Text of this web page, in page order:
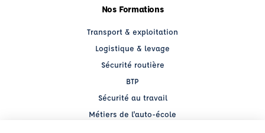
Nos Formations
Transport & exploitation
Logistique & levage
Sécurité routière
BTP
Sécurité au travail
Métiers de l'auto-école